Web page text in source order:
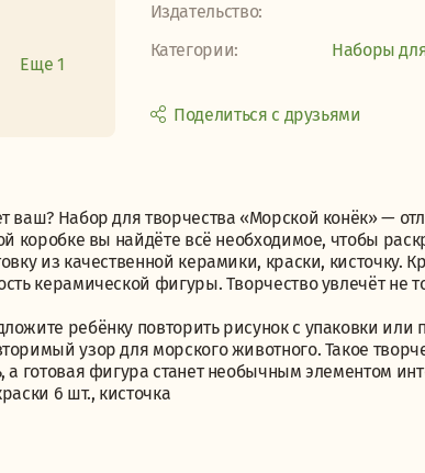
Еще 1
Издательство:
Категории:
Наборы
Поделиться с друзьями
ваш? Набор для творчества «Морской конёк» —
коробке вы найдёте всё необходимое, чтобы
из качественной керамики, краски, кисточку.
керамической фигуры. Творчество увлечёт не
ребёнку повторить рисунок с упаковки или
узор для морского животного. Такое
готовая фигура станет необычным элементом
6 шт., кисточка